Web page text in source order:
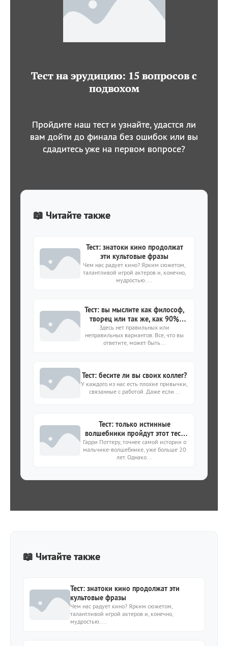
Тест на эрудицию: 15 вопросов с
подвохом
Пройдите наш тест и узнайте, удастся ли
вам дойти до финала без ошибок или вы
сдадитесь уже на первом вопросе?
📖 Читайте также
Тест: знатоки кино продолжат
эти культовые фразы
Чем нас радует кино? Ярким сюжетом,
талантливой игрой актеров и, конечно,
мудростью....
Тест: вы мыслите как философ,
творец или так же, как 90%
населения?
Здесь нет правильных или
неправильных вариантов. Все, что вы
ответите, может быть...
Тест: бесите ли вы своих коллег?
У каждого из нас есть плохие привычки,
связанные с работой. Даже если...
Тест: только истинные
волшебники пройдут этот тест
по Гарри Поттеру
Гарри Поттеру, точнее самой истории о
мальчике-волшебнике, уже больше 20
лет. Однако...
📖 Читайте также
Тест: знатоки кино продолжат эти
культовые фразы
Чем нас радует кино? Ярким сюжетом,
талантливой игрой актеров и, конечно,
мудростью....